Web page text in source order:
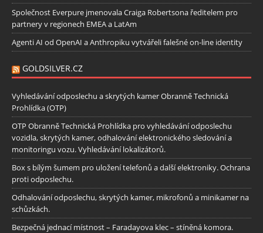
Společnost Everpure jmenovala Craiga Robertsona ředitelem pro
partnery v regionech EMEA a LatAm
Agenti AI od OpenAI a Anthropiku vytvářeli falešné on-line identity
GOLDSILVER.CZ
Vyhledávání odposlechu a skrytých kamer Obranně Technická
Prohlídka (OTP)
OTP Obranně Technická Prohlídka pro vyhledávání odposlechu
vozidla, skrytých kamer, odhalování elektronického sledování a
monitoringu vozu. Vyhledávání lokalizátorů.
Box s bílým šumem pro uložení telefonů a další elektroniky. Ochrana
proti odposlechu.
Odhalování odposlechu, skrytých kamer, mikrofonů a minikamer na
schůzkách.
Bezpečná jednací místnost – Faradayova klec – stíněná komora.